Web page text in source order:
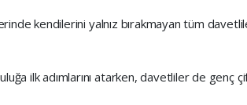
kendilerini yalnız bırakmayan tüm
ilk adımlarını atarken, davetliler de genç